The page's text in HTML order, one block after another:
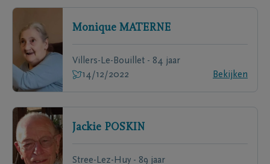
Monique MATERNE
Villers-Le-Bouillet - 84 jaar
14/12/2022
Bekijken
Jackie POSKIN
Stree-Lez-Huy - 89 jaar